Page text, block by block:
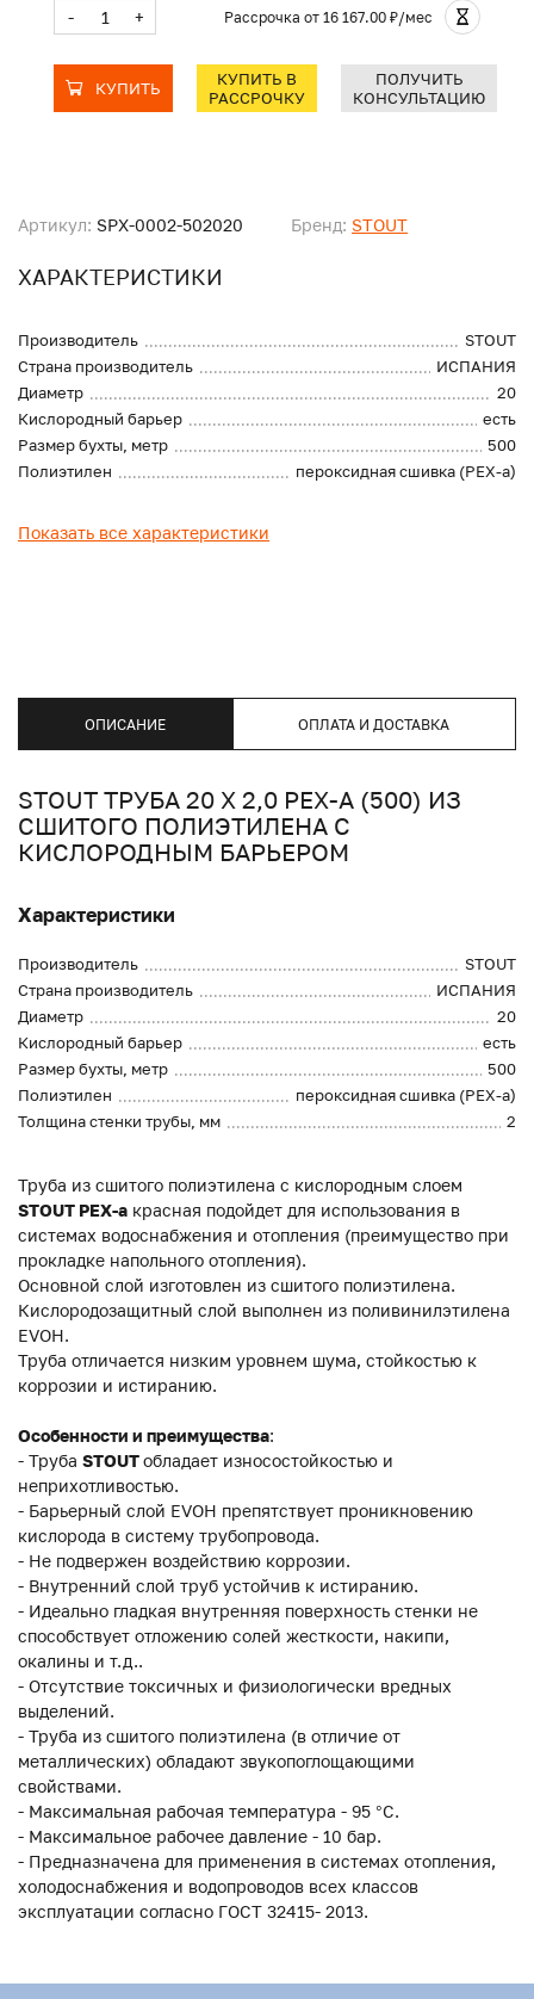
Артикул: SPX-0002-502020 Бренд: STOUT
ХАРАКТЕРИСТИКИ
Производитель
STOUT
Страна производитель
ИСПАНИЯ
Диаметр
20
Кислородный барьер
есть
Размер бухты, метр
500
Полиэтилен
пероксидная сшивка (PEX-a)
Показать все характеристики
- + Рассрочка от 16 167.00 ₽/мес
КУПИТЬ
КУПИТЬ В
РАССРОЧКУ
ПОЛУЧИТЬ
КОНСУЛЬТАЦИЮ
ОПИСАНИЕ ОПЛАТА И ДОСТАВКА
STOUT ТРУБА 20 Х 2,0 PEX-A (500) ИЗ
СШИТОГО ПОЛИЭТИЛЕНА С
КИСЛОРОДНЫМ БАРЬЕРОМ
Характеристики
Производитель
STOUT
Страна производитель
ИСПАНИЯ
Диаметр
20
Кислородный барьер
есть
Размер бухты, метр
500
Полиэтилен
пероксидная сшивка (PEX-a)
Толщина стенки трубы, мм
2
Труба из сшитого полиэтилена с кислородным слоем
STOUT PEX-a красная подойдет для использования в
системах водоснабжения и отопления (преимущество при
прокладке напольного отопления).
Основной слой изготовлен из сшитого полиэтилена.
Кислородозащитный слой выполнен из поливинилэтилена
EVOH.
Труба отличается низким уровнем шума, стойкостью к
коррозии и истиранию.
Особенности и преимущества:
- Труба STOUTобладает износостойкостью и
неприхотливостью.
- Барьерный слой EVOH препятствует проникновению
кислорода в систему трубопровода.
- Не подвержен воздействию коррозии.
- Внутренний слой труб устойчив к истиранию.
- Идеально гладкая внутренняя поверхность стенки не
способствует отложению солей жесткости, накипи,
окалины и т.д..
- Отсутствие токсичных и физиологически вредных
выделений.
- Труба из сшитого полиэтилена (в отличие от
металлических) обладают звукопоглощающими
свойствами.
- Максимальная рабочая температура - 95 °С.
- Максимальное рабочее давление - 10 бар.
- Предназначена для применения в системах отопления,
холодоснабжения и водопроводов всех классов
эксплуатации согласно ГОСТ 32415- 2013.